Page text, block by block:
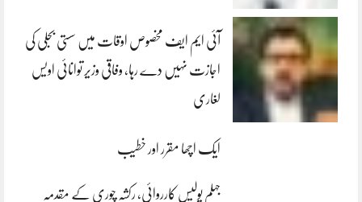
آئی ایم ایف مخصوص اوقات میں سستی بجلی کی
اجازت نہیں دے رہا، وفاقی وزیر توانائی اویس
لغاری
ایک اچھا مقرر اور خطیب
جہلم پولیس کارروائی، رکشہ چوری کے مقدمہ